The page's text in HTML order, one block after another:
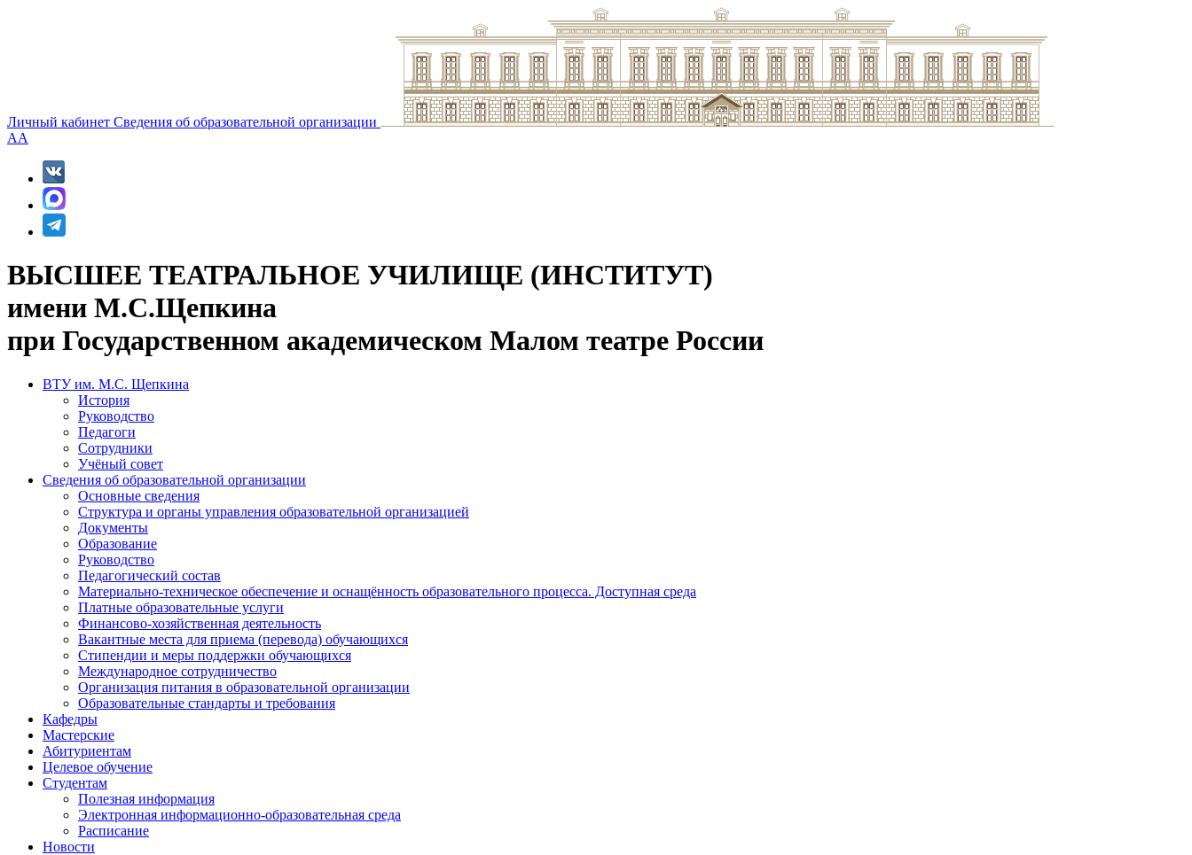
Личный кабинет Сведения об образовательной организации
AA
ВЫСШЕЕ ТЕАТРАЛЬНОЕ УЧИЛИЩЕ (ИНСТИТУТ)
имени М.С.Щепкина
при Государственном академическом Малом театре России
ВТУ им. М.С. Щепкина
История
Руководство
Педагоги
Сотрудники
Учёный совет
Сведения об образовательной организации
Основные сведения
Структура и органы управления образовательной организацией
Документы
Образование
Руководство
Педагогический состав
Материально-техническое обеспечение и оснащённость образовательного процесса. Доступная среда
Платные образовательные услуги
Финансово-хозяйственная деятельность
Вакантные места для приема (перевода) обучающихся
Стипендии и меры поддержки обучающихся
Международное сотрудничество
Организация питания в образовательной организации
Образовательные стандарты и требования
Кафедры
Мастерские
Абитуриентам
Целевое обучение
Студентам
Полезная информация
Электронная информационно-образовательная среда
Расписание
Новости